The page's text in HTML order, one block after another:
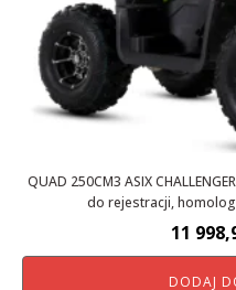
QUAD 250CM3 ASIX
do rejestracji,
11
DODAJ